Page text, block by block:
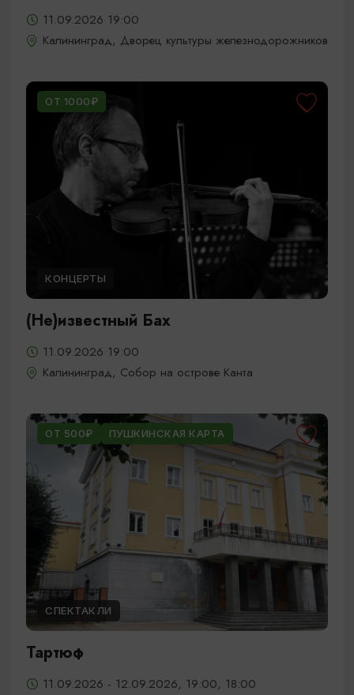
11.09.2026 19:00
Калининград, Дворец культуры железнодорожников
ОТ 1000₽
КОНЦЕРТЫ
(Не)известный Бах
11.09.2026 19:00
Калининград, Собор на острове Канта
ОТ 500₽ ПУШКИНСКАЯ КАРТА
СПЕКТАКЛИ
Тартюф
11.09.2026 - 12.09.2026, 19:00, 18:00